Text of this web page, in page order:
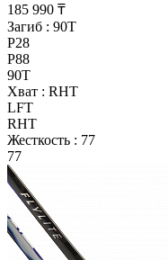
185 990 ₸
Загиб : 90T
P28
P88
90T
Хват : RHT
LFT
RHT
Жесткость : 77
77